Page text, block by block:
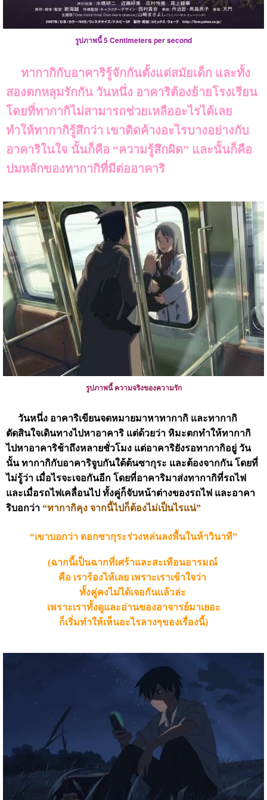
รูปภาพนี้ 5 Centimeters per second
ทากากิกับอาคาริรู้จักกันตั้งแต่สมัยเด็ก และทั้ง
สองตกหลุมรักกัน วันหนึ่ง อาคาริต้องย้ายโรงเรียน
โดยที่ทากากิไม่สามารถช่วยเหลืออะไรได้เลย
ทำให้ทากากิรู้สึกว่า เขาติดค้างอะไรบางอย่างกับ
อาคาริในใจ นั้นก็คือ “ความรู้สึกผิด” และนั้นก็คือ
ปมหลักของทากากิที่มีต่ออาคาริ
รูปภาพนี้ ความจริงของความรัก
วันหนึ่ง อาคาริเขียนจดหมายมาหาทากากิ และทากากิ
ตัดสินใจเดินทางไปหาอาคาริ แต่ด้วยว่า หิมะตกทำให้ทากากิ
ไปหาอาคาริช้าถึงหลายชั่วโมง แต่อาคาริยังรอทากากิอยู่ วัน
นั้น ทากากิกับอาคาริจูบกันใต้ต้นซากุระ และต้องจากกัน โดยที่
ไม่รู้ว่า เมื่อไรจะเจอกันอีก โดยที่อาคาริมาส่งทากากิที่รถไฟ
และเมื่อรถไฟเคลื่อนไป ทั้งคู่ก็จับหน้าต่างของรถไฟ และอาคา
ริบอกว่า “ทากากิคุง จากนี้ไปก็ต้องไม่เป็นไรแน่”
“เขาบอกว่า ดอกซากุระร่วงหล่นลงพื้นในห้าวินาที”
(ฉากนี้เป็นฉากที่เศร้าและสะเทือนอารมณ์
คือ เราร้องไห้เลย เพราะเราเข้าใจว่า
ทั้งคู่คงไม่ได้เจอกันแล้วล่ะ
เพราะเราทั้งดูและอ่านของอาจารย์มาเยอะ
ก็เริ่มทำให้เห็นอะไรลางๆของเรื่องนี้)